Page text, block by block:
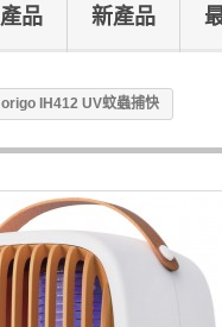
產品 新產品
origo IH412 UV蚊蟲捕快